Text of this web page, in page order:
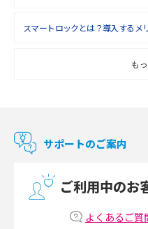
2018年2月(6)
2017年10月(4)
2017年8月(4)
2017年7月(6)
スマートロックとは？導入するメ
スマートテレビとは？特徴や選び
マンションで使えるWi-Fiは？種類
マンションで光回線の利用を始め
も
サポートのご案内
ご利用中のお
よくあるご質